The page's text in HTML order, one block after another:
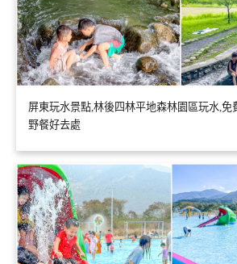
屏東玩水景點,林後四林平地森林園區玩水,免
野餐好去處